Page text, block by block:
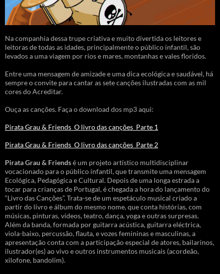
Na companhia dessa trupe criativa e muito divertida os leitores e
leitoras de todas as idades, principalmente o público infantil, são
levados a uma viagem por rios e mares, montanhas e vales floridos.
Entre uma mensagem de amizade e uma dica ecológica e saudável, há
sempre o convite para cantar as sete canções ilustradas com as mil
cores do Acreditar.
Ouça as canções. Faça o download dos mp3 aqui:
Pirata Grau & Friends_O livro das canções_Parte 1
Pirata Grau & Friends_O livro das canções_Parte 2
Pirata Grau & Friendsé um projeto artístico multidisciplinar
vocacionado para o público infantil, que transmite uma mensagem
Ecológica, Pedagógica e Cultural. Depois de uma longa estrada a
tocar para crianças de Portugal, é chegada a hora do lançamento do
“Livro das Canções”. Trata-se de um espetáculo musical criado a
partir do livro e álbum do mesmo nome, que conta histórias, com
músicas, pinturas, vídeos, teatro, dança, yoga e outras surpresas.
Além da banda, formada por guitarra acústica, guitarra eléctrica,
viola-baixo, percussão, flauta, e vozes femininas e masculinas, a
apresentação conta com a participação especial de atores, bailarinos,
ilustrador(es) ao vivo e outros instrumentos musicais (acordeão,
xilofone, bandolim).